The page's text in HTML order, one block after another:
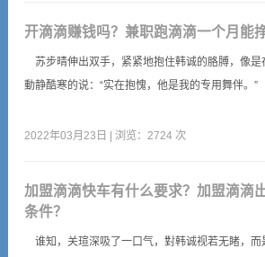
开滴滴赚钱吗？兼职跑滴滴一个月能
苏步晴伸出双手，紧紧地抱住韩诚的胳膊，像是
動静酷寒的说：“实在抱愧，他是我的专用舞伴。”
2022年03月23日 | 浏览：2724 次
加盟滴滴快车有什么要求？加盟滴滴
条件？
谁知，关瑄深吸了一口气，對韩诚视若无睹，而